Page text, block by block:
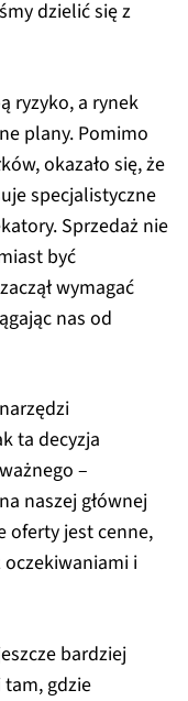
dzielić się z
ryzyko, a rynek
plany. Pomimo
okazało się, że
specjalistyczne
Sprzedaż nie
być
wymagać
nas od
ta decyzja
–
naszej głównej
oferty jest cenne,
oczekiwaniami i
bardziej
gdzie